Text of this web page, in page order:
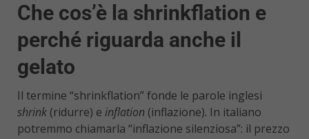
Che cos’è la shrinkflation e
perché riguarda anche il
gelato
Il termine “shrinkflation” fonde le parole inglesi
shrink (ridurre) e inflation (inflazione). In italiano
potremmo chiamarla “inflazione silenziosa”: il prezzo